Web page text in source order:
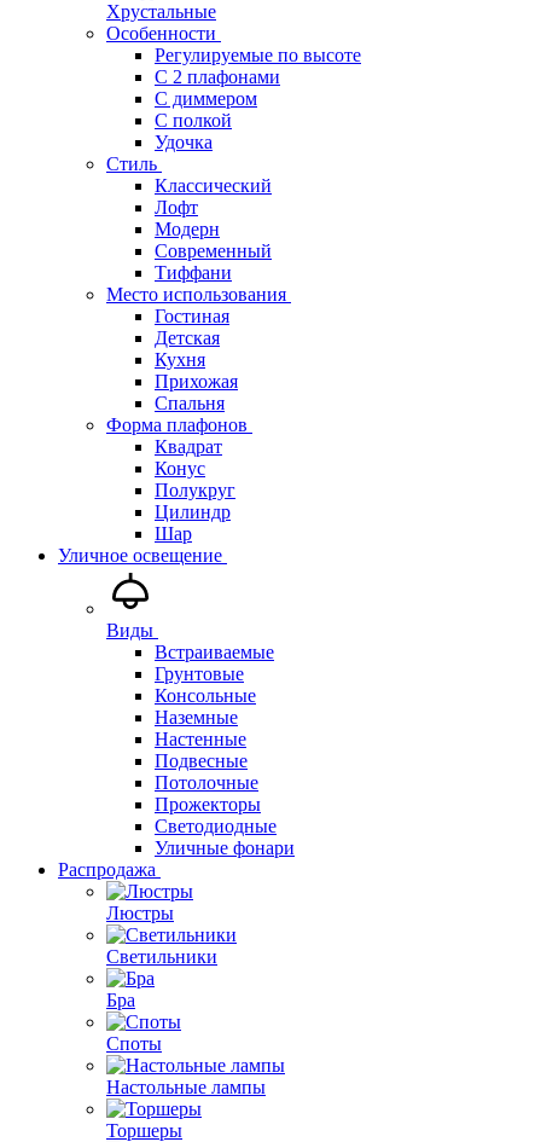
Хрустальные
Особенности
Регулируемые по высоте
С 2 плафонами
С диммером
С полкой
Удочка
Стиль
Классический
Лофт
Модерн
Современный
Тиффани
Место использования
Гостиная
Детская
Кухня
Прихожая
Спальня
Форма плафонов
Квадрат
Конус
Полукруг
Цилиндр
Шар
Уличное освещение
Виды
Встраиваемые
Грунтовые
Консольные
Наземные
Настенные
Подвесные
Потолочные
Прожекторы
Светодиодные
Уличные фонари
Распродажа
Люстры
Светильники
Бра
Споты
Настольные лампы
Торшеры